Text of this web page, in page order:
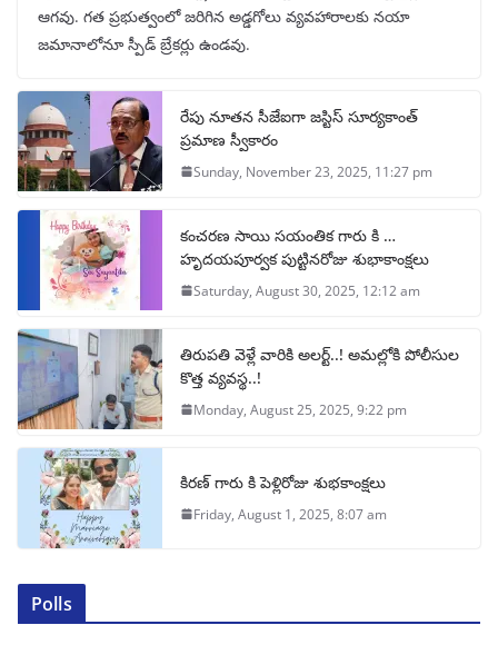
ఆగవు. గత ప్రభుత్వంలో జరిగిన అడ్డగోలు వ్యవహారాలకు నయా
జమానాలోనూ స్పీడ్‌ బ్రేకర్లు ఉండవు.
రేపు నూతన సీజేఐగా జస్టిస్ సూర్యకాంత్
ప్రమాణ స్వీకారం
Sunday, November 23, 2025, 11:27 pm
కంచరణ సాయి సయంతిక గారు కి …
హృదయపూర్వక పుట్టినరోజు శుభాకాంక్షలు
Saturday, August 30, 2025, 12:12 am
తిరుపతి వెళ్లే వారికి అలర్ట్..! అమల్లోకి పోలీసుల
కొత్త వ్యవస్థ..!
Monday, August 25, 2025, 9:22 pm
కిరణ్ గారు కి పెళ్లిరోజు శుభకాంక్షలు
Friday, August 1, 2025, 8:07 am
Polls